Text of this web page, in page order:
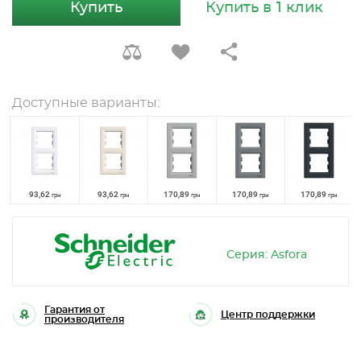
Купить Купить в 1 клик
Доступные варианты:
93,62 грн 93,62 грн 170,89 грн 170,89 грн 170,89 грн
Серия: Asfora
Гарантия от
производителя
Центр поддержки